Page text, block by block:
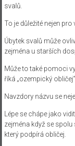
svalů.
To je důležité nejen pro
Úbytek svalů může
zejména u starších
Může to také pomoci
říká „ozempický obličej“.
Navzdory názvu se
Lépe se chápe jako
zejména když se spolu
který podpírá obličej.